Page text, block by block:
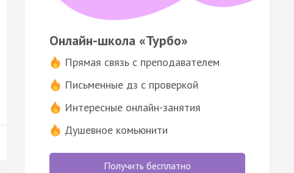
Онлайн-школа «Турбо»
Прямая связь с преподавателем
Письменные дз с проверкой
Интересные онлайн-занятия
Душевное комьюнити
Получить бесплатно